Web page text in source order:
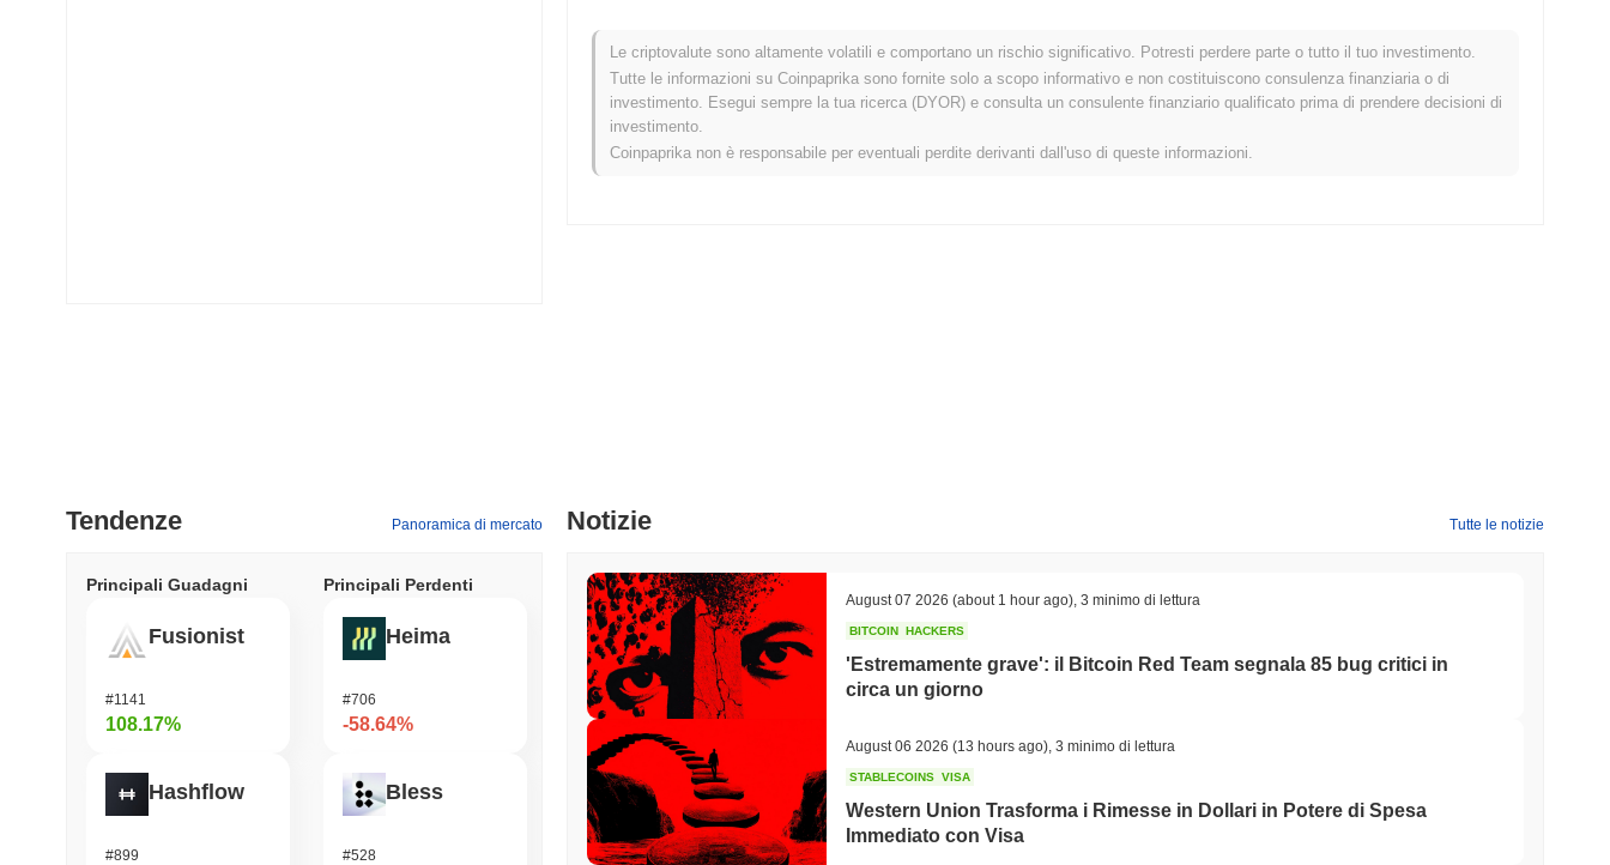
Qual è lo storico della fascia di prezzo di
sooooooooooooooooooooooooooooooooooooooooooooooo?
Massimo Storico (ATH):$0.000990
Minimo Storico (ATL):
sooooooooooooooooooooooooooooooooooooooooooooooo è attualmente scambiato
Le criptovalute sono altamente volatili e comportano un rischio significativo. Potresti perdere parte o tutto il tuo investimento.
Tutte le informazioni su Coinpaprika sono fornite solo a scopo informativo e non costituiscono consulenza finanziaria o di
investimento. Esegui sempre la tua ricerca (DYOR) e consulta un consulente finanziario qualificato prima di prendere decisioni di
investimento.
Coinpaprika non è responsabile per eventuali perdite derivanti dall'uso di queste informazioni.
Tendenze Panoramica di mercato
Principali Guadagni
Fusionist
#1141
108.17%
Hashflow
#899
Principali Perdenti
Heima
#706
-58.64%
Bless
#528
Notizie Tutte le notizie
August 07 2026 (about 1 hour ago) 3 minimo di lettura
BITCOIN HACKERS
'Estremamente grave': il Bitcoin Red Team segnala 85 bug critici in
circa un giorno
August 06 2026 (13 hours ago) 3 minimo di lettura
STABLECOINS VISA
Western Union Trasforma i Rimesse in Dollari in Potere di Spesa
Immediato con Visa